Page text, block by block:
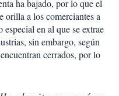
ha bajado, por lo que el
orilla a los comerciantes a
en al que se extrae
sin embargo, según
cerrados, por lo